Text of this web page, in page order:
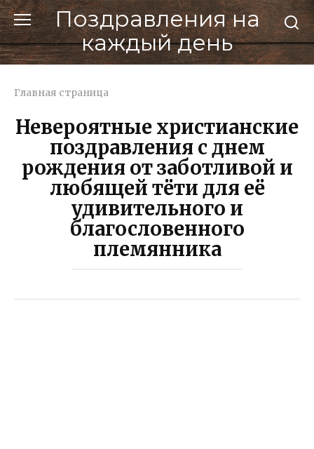
Перейти
к
контенту
Поздравления на
каждый день
Главная страница
Невероятные христианские
поздравления с днем
рождения от заботливой и
любящей тёти для её
удивительного и
благословенного
племянника